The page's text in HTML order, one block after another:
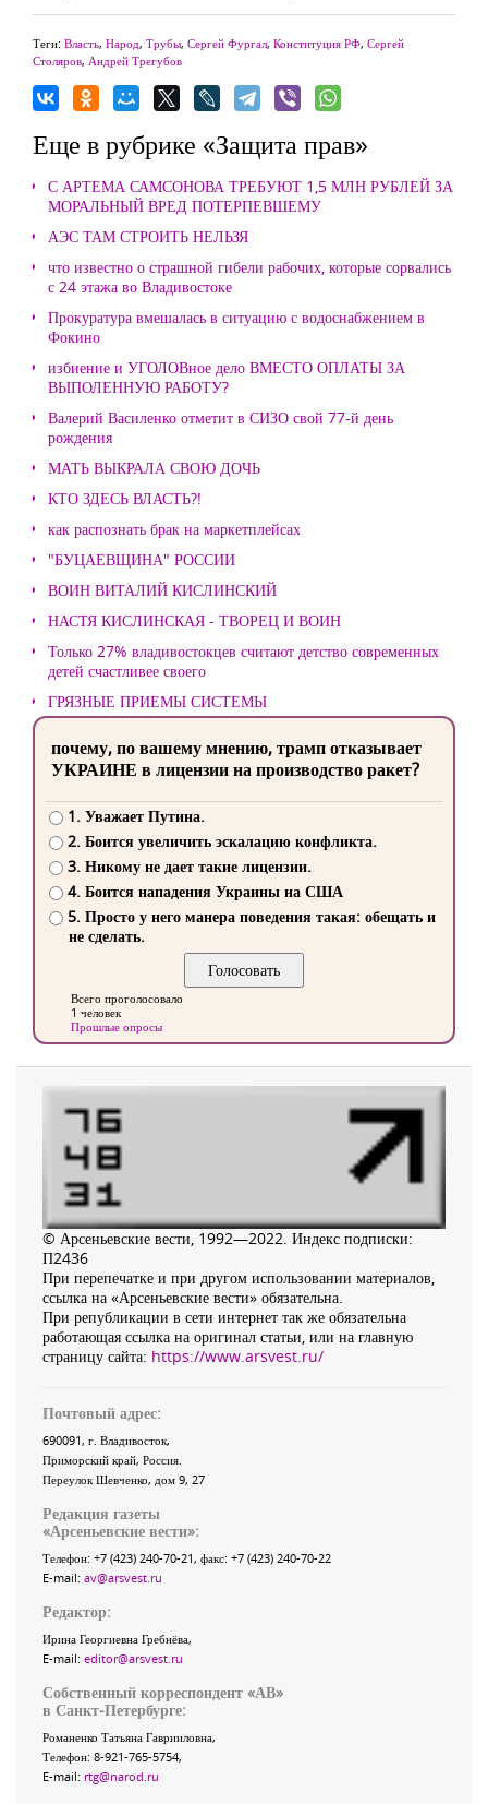
Теги: Власть, Народ, Трубы, Сергей Фургал, Конституция РФ, Сергей
Столяров, Андрей Трегубов
Еще в рубрике «Защита прав»
С АРТЕМА САМСОНОВА ТРЕБУЮТ 1,5 МЛН РУБЛЕЙ ЗА
МОРАЛЬНЫЙ ВРЕД ПОТЕРПЕВШЕМУ
АЭС ТАМ СТРОИТЬ НЕЛЬЗЯ
что известно о страшной гибели рабочих, которые сорвались
с 24 этажа во Владивостоке
Прокуратура вмешалась в ситуацию с водоснабжением в
Фокино
избиение и УГОЛОВное дело ВМЕСТО ОПЛАТЫ ЗА
ВЫПОЛЕННУЮ РАБОТУ?
Валерий Василенко отметит в СИЗО свой 77-й день
рождения
МАТЬ ВЫКРАЛА СВОЮ ДОЧЬ
КТО ЗДЕСЬ ВЛАСТЬ?!
как распознать брак на маркетплейсах
"БУЦАЕВЩИНА" РОССИИ
ВОИН ВИТАЛИЙ КИСЛИНСКИЙ
НАСТЯ КИСЛИНСКАЯ - ТВОРЕЦ И ВОИН
Только 27% владивостокцев считают детство современных
детей счастливее своего
ГРЯЗНЫЕ ПРИЕМЫ СИСТЕМЫ
почему, по вашему мнению, трамп отказывает
УКРАИНЕ в лицензии на производство ракет?
1. Уважает Путина.
2. Боится увеличить эскалацию конфликта.
3. Никому не дает такие лицензии.
4. Боится нападения Украины на США
5. Просто у него манера поведения такая: обещать и
не сделать.
Всего проголосовало
1 человек
Прошлые опросы
© Арсеньевские вести, 1992—2022. Индекс подписки:
П2436
При перепечатке и при другом использовании материалов,
ссылка на «Арсеньевские вести» обязательна.
При републикации в сети интернет так же обязательна
работающая ссылка на оригинал статьи, или на главную
страницу сайта: https://www.arsvest.ru/
Почтовый адрес:
690091, г. Владивосток,
Приморский край, Россия
Переулок Шевченко, дом 9, 27
Редакция газеты
«Арсеньевские вести»:
Телефон: +7 (423) 240-70-21, факс: +7 (423) 240-70-22
E-mail: av@arsvest.ru
Редактор:
Ирина Георгиевна Гребнёва,
E-mail: editor@arsvest.ru
Собственный корреспондент «АВ»
в Санкт-Петербурге:
Романенко Татьяна Гаврииловна,
Телефон: 8-921-765-5754,
E-mail: rtg@narod.ru